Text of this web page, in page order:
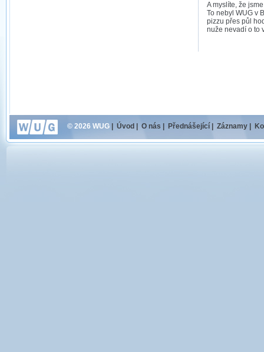
A myslíte, že
To nebyl WUG v
pizzu přes půl
nuže nevadí o to
© 2026 WUG Úvod O nás Přednášející Záznamy